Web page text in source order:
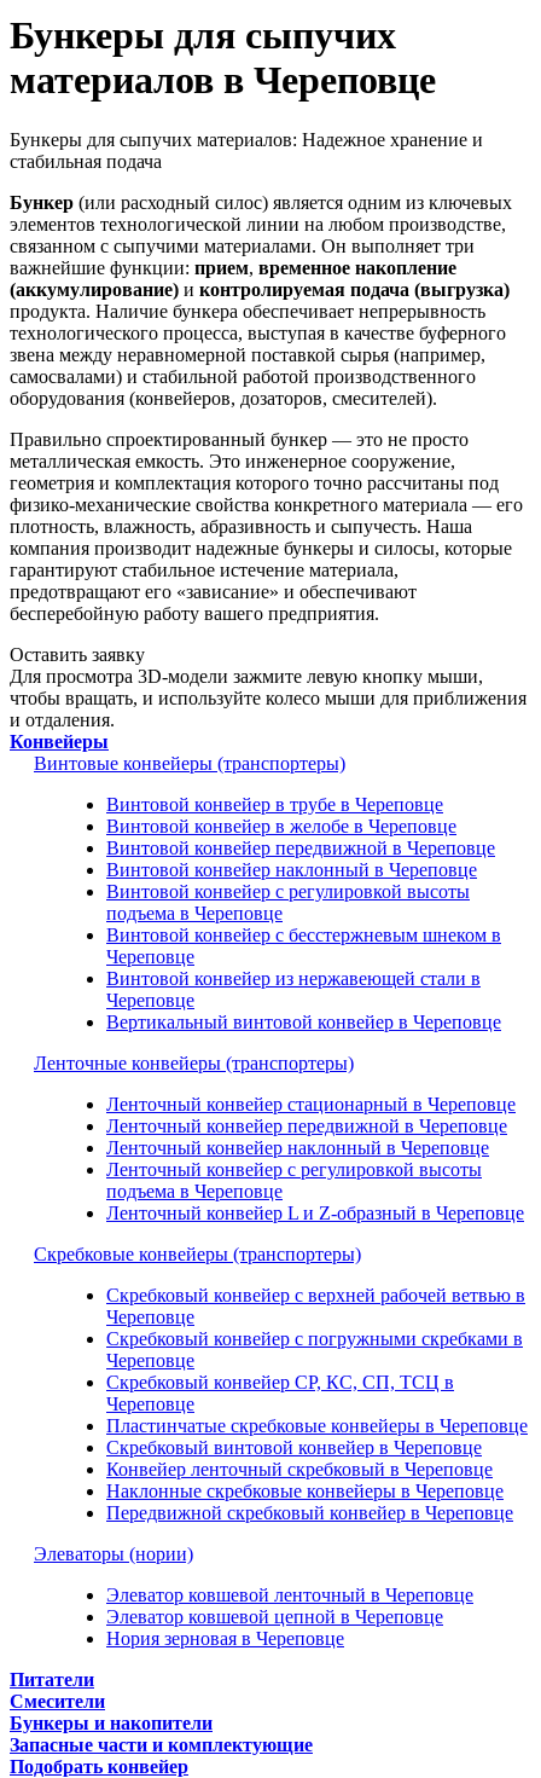
Бункеры для сыпучих
материалов в Череповце
Бункеры для сыпучих материалов: Надежное хранение и
стабильная подача
Бункер (или расходный силос) является одним из ключевых
элементов технологической линии на любом производстве,
связанном с сыпучими материалами. Он выполняет три
важнейшие функции: прием, временное накопление
(аккумулирование) и контролируемая подача (выгрузка)
продукта. Наличие бункера обеспечивает непрерывность
технологического процесса, выступая в качестве буферного
звена между неравномерной поставкой сырья (например,
самосвалами) и стабильной работой производственного
оборудования (конвейеров, дозаторов, смесителей).
Правильно спроектированный бункер — это не просто
металлическая емкость. Это инженерное сооружение,
геометрия и комплектация которого точно рассчитаны под
физико-механические свойства конкретного материала — его
плотность, влажность, абразивность и сыпучесть. Наша
компания производит надежные бункеры и силосы, которые
гарантируют стабильное истечение материала,
предотвращают его «зависание» и обеспечивают
бесперебойную работу вашего предприятия.
Оставить заявку
Для просмотра 3D-модели зажмите левую кнопку мыши,
чтобы вращать, и используйте колесо мыши для приближения
и отдаления.
Конвейеры
Винтовые конвейеры (транспортеры)
Винтовой конвейер в трубе в Череповце
Винтовой конвейер в желобе в Череповце
Винтовой конвейер передвижной в Череповце
Винтовой конвейер наклонный в Череповце
Винтовой конвейер с регулировкой высоты
подъема в Череповце
Винтовой конвейер с бесстержневым шнеком в
Череповце
Винтовой конвейер из нержавеющей стали в
Череповце
Вертикальный винтовой конвейер в Череповце
Ленточные конвейеры (транспортеры)
Ленточный конвейер стационарный в Череповце
Ленточный конвейер передвижной в Череповце
Ленточный конвейер наклонный в Череповце
Ленточный конвейер с регулировкой высоты
подъема в Череповце
Ленточный конвейер L и Z-образный в Череповце
Скребковые конвейеры (транспортеры)
Скребковый конвейер с верхней рабочей ветвью в
Череповце
Скребковый конвейер с погружными скребками в
Череповце
Скребковый конвейер СР, КС, СП, ТСЦ в
Череповце
Пластинчатые скребковые конвейеры в Череповце
Скребковый винтовой конвейер в Череповце
Конвейер ленточный скребковый в Череповце
Наклонные скребковые конвейеры в Череповце
Передвижной скребковый конвейер в Череповце
Элеваторы (нории)
Элеватор ковшевой ленточный в Череповце
Элеватор ковшевой цепной в Череповце
Нория зерновая в Череповце
Питатели
Смесители
Бункеры и накопители
Запасные части и комплектующие
Подобрать конвейер